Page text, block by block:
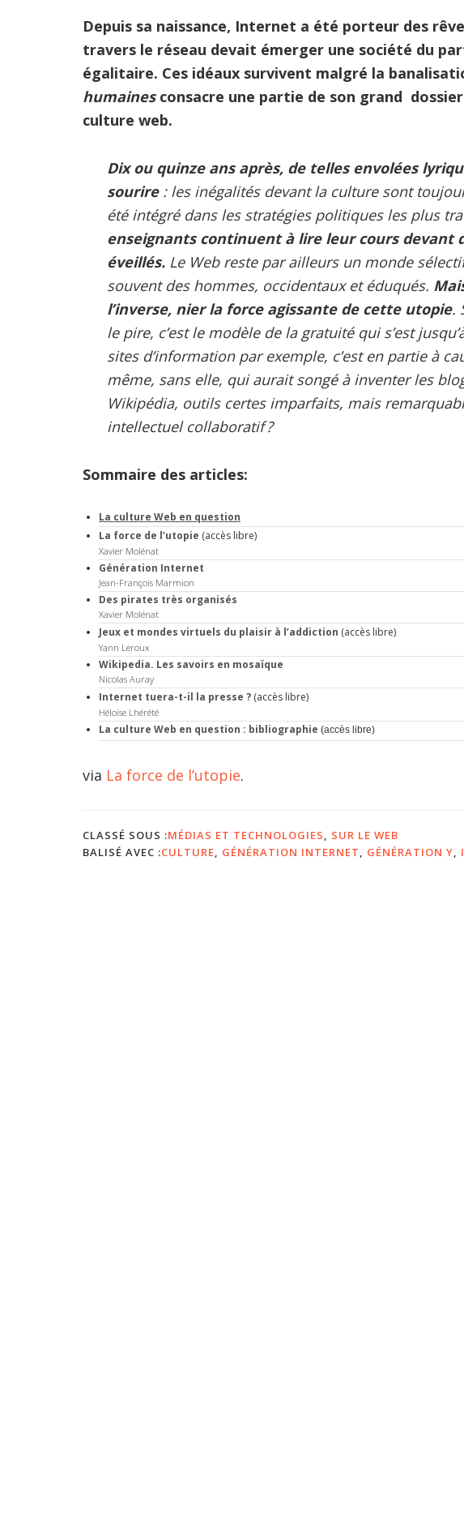
Depuis sa naissance, Internet a été porteur des
travers le réseau devait émerger une société du
égalitaire. Ces idéaux survivent malgré la
humainesconsacre une partie de son grand
culture web.
Dix ou quinze ans après, de telles envolées
sourire: les inégalités devant la culture sont
été intégré dans les stratégies politiques les plus
enseignants continuent à lire leur cours devant
éveillés. Le Web reste par ailleurs un monde
souvent des hommes, occidentaux et éduqués.
l’inverse, nier la force agissante de cette utopie.
le pire, c’est le modèle de la gratuité qui s’est
sites d’information par exemple, c’est en partie à
même, sans elle, qui aurait songé à inventer les
Wikipédia, outils certes imparfaits, mais
intellectuel collaboratif ?
Sommaire des articles:
La culture Web en question
La force de l’utopie (accès libre)
Xavier Molénat
Génération Internet
Jean-François Marmion
Des pirates très organisés
Xavier Molénat
Jeux et mondes virtuels du plaisir à l’addiction (accès libre)
Yann Leroux
Wikipedia. Les savoirs en mosaïque
Nicolas Auray
Internet tuera-t-il la presse ? (accès libre)
Héloïse Lhérété
La culture Web en question : bibliographie (accès libre)
via La force de l’utopie.
CLASSÉ SOUS :MÉDIAS ET TECHNOLOGIES
SUR LE WEB
BALISÉ AVEC :CULTURE GÉNÉRATION INTERNET GÉNÉRATION Y